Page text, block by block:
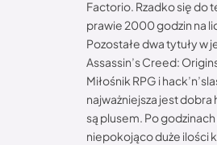
Factorio. Rzadko się do
prawie 2000 godzin na
Pozostałe dwa tytuły w
Assassin’s Creed:
Miłośnik RPG i
najważniejsza jest dobra
są plusem. Po
niepokojąco duże ilości